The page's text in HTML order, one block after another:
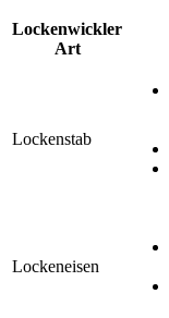
Lockenwickler
Art
Lockenstab
Lockeneisen